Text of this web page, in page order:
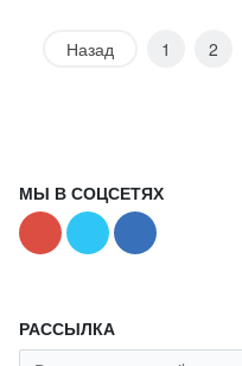
Назад 1 2
МЫ В СОЦСЕТЯХ
РАССЫЛКА